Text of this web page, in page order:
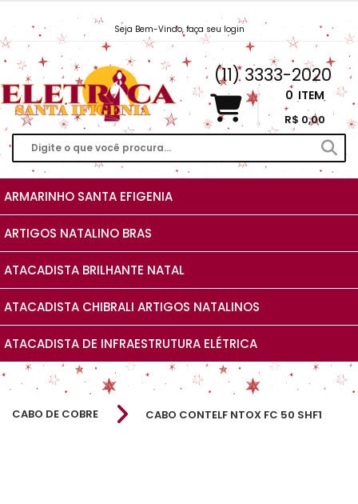
Seja Bem-Vindo, faça seu login
Vendas@EletricaSantaIfigenia.com.br
(11) 3333-2020
0 ITEM
R$ 0,00
ARMARINHO SANTA EFIGENIA
ARTIGOS NATALINO BRAS
ATACADISTA BRILHANTE NATAL
ATACADISTA CHIBRALI ARTIGOS NATALINOS
ATACADISTA DE INFRAESTRUTURA ELÉTRICA
CABO DE COBRE CABO CONTELF NTOX FC 50 SHF1